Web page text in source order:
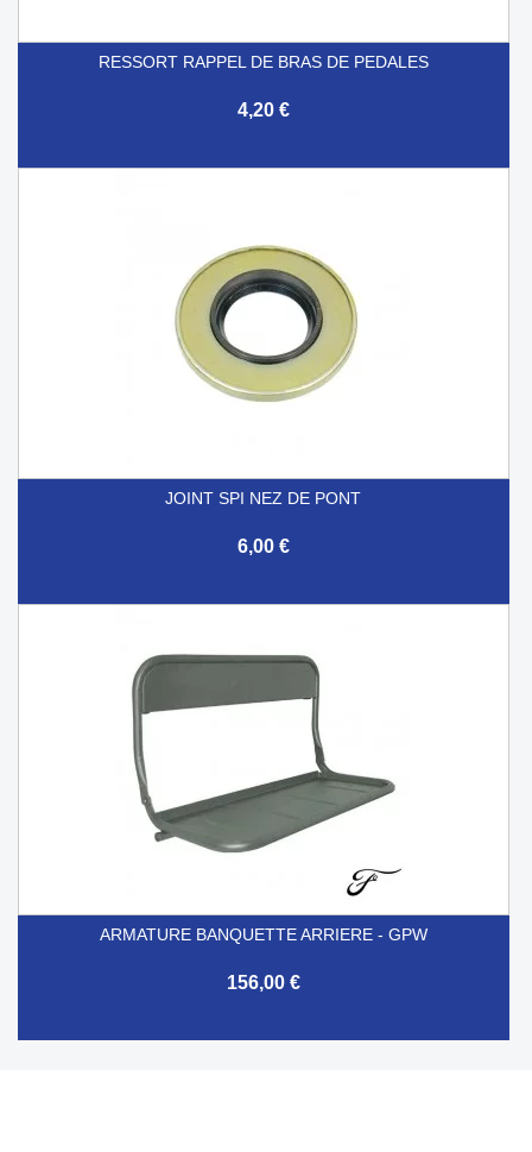
RESSORT RAPPEL DE BRAS DE PEDALES
4,20 €
JOINT SPI NEZ DE PONT
6,00 €
ARMATURE BANQUETTE ARRIERE - GPW
156,00 €